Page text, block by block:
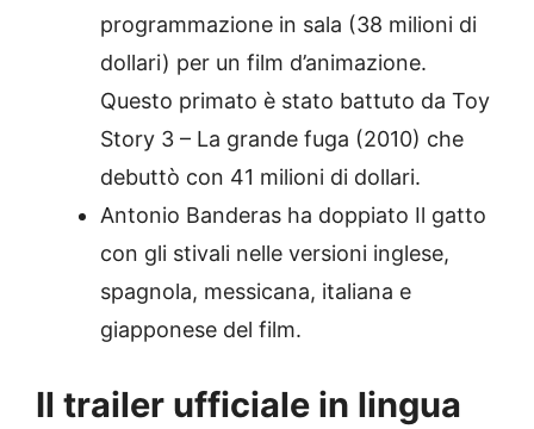
programmazione in sala (38 milioni di
dollari) per un film d’animazione.
Questo primato è stato battuto da Toy
Story 3 – La grande fuga (2010) che
debuttò con 41 milioni di dollari.
Antonio Banderas ha doppiato Il gatto
con gli stivali nelle versioni inglese,
spagnola, messicana, italiana e
giapponese del film.
Il trailer ufficiale in lingua